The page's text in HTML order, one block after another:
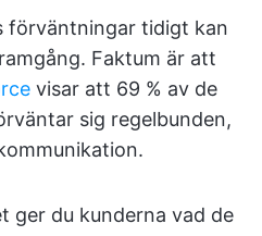
förväntningar tidigt kan
Faktum är att
visar att 69 % av de
sig regelbunden,
ger du kunderna vad de